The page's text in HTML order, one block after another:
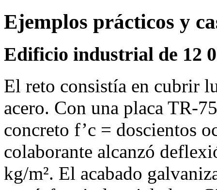
Ejemplos prácticos y
Edificio industrial de 12
El reto consistía en cubrir
acero. Con una placa
concreto f’c = doscientos
colaborante alcanzó
kg/m². El acabado